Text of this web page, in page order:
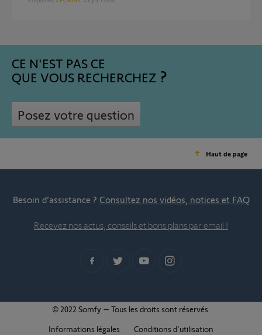
CE N'EST PAS CE
QUE VOUS RECHERCHEZ
Posez votre question
Haut de page
Besoin d’assistance ? Consultez nos vidéos, notices et FAQ
Recevez nos actus, conseils et bons plans par email !
© 2022 Somfy – Tous les droits sont réservés.
Informations légales
Conditions d'utilisation